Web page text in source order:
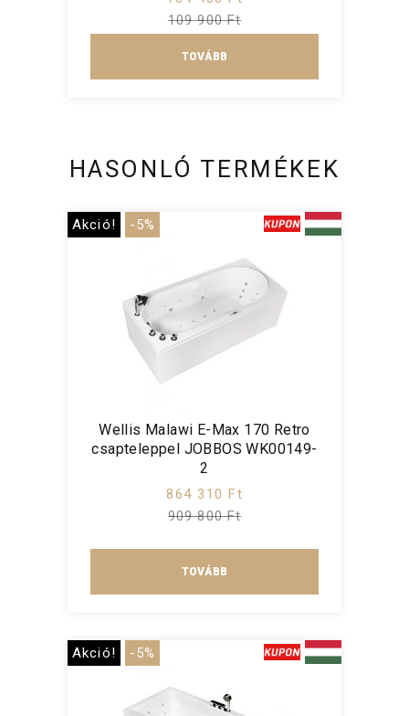
109 900 Ft
TOVÁBB
HASONLÓ TERMÉKEK
Akció! -5%
Wellis Malawi E-Max 170 Retro
csapteleppel JOBBOS WK00149-
2
864 310 Ft
909 800 Ft
TOVÁBB
Akció! -5%